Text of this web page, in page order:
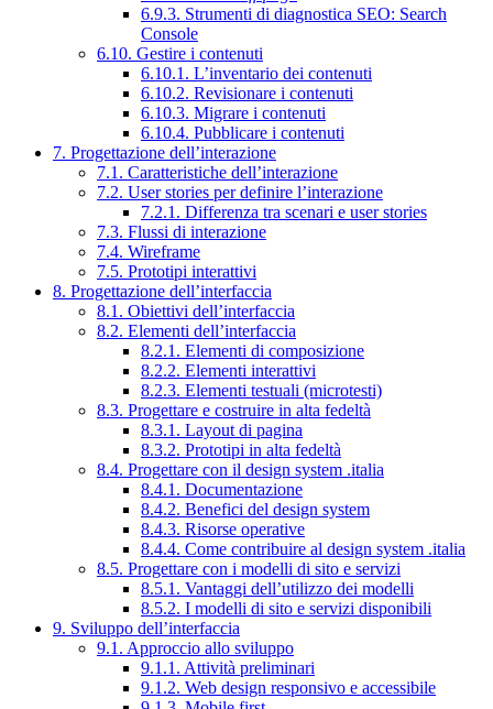
6.9.3. Strumenti di diagnostica SEO: Search
Console
6.10. Gestire i contenuti
6.10.1. L’inventario dei contenuti
6.10.2. Revisionare i contenuti
6.10.3. Migrare i contenuti
6.10.4. Pubblicare i contenuti
7. Progettazione dell’interazione
7.1. Caratteristiche dell’interazione
7.2. User stories per definire l’interazione
7.2.1. Differenza tra scenari e user stories
7.3. Flussi di interazione
7.4. Wireframe
7.5. Prototipi interattivi
8. Progettazione dell’interfaccia
8.1. Obiettivi dell’interfaccia
8.2. Elementi dell’interfaccia
8.2.1. Elementi di composizione
8.2.2. Elementi interattivi
8.2.3. Elementi testuali (microtesti)
8.3. Progettare e costruire in alta fedeltà
8.3.1. Layout di pagina
8.3.2. Prototipi in alta fedeltà
8.4. Progettare con il design system .italia
8.4.1. Documentazione
8.4.2. Benefici del design system
8.4.3. Risorse operative
8.4.4. Come contribuire al design system .italia
8.5. Progettare con i modelli di sito e servizi
8.5.1. Vantaggi dell’utilizzo dei modelli
8.5.2. I modelli di sito e servizi disponibili
9. Sviluppo dell’interfaccia
9.1. Approccio allo sviluppo
9.1.1. Attività preliminari
9.1.2. Web design responsivo e accessibile